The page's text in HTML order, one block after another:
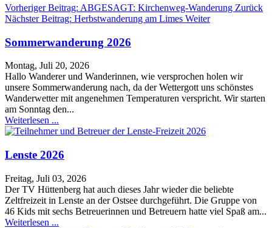
Vorheriger Beitrag: ABGESAGT: Kirchenweg-Wanderung Zurück
Nächster Beitrag: Herbstwanderung am Limes Weiter
Sommerwanderung 2026
Montag, Juli 20, 2026
Hallo Wanderer und Wanderinnen, wie versprochen holen wir
unsere Sommerwanderung nach, da der Wettergott uns schönstes
Wanderwetter mit angenehmen Temperaturen verspricht. Wir starten
am Sonntag den...
Weiterlesen ...
Lenste 2026
Freitag, Juli 03, 2026
Der TV Hüttenberg hat auch dieses Jahr wieder die beliebte
Zeltfreizeit in Lenste an der Ostsee durchgeführt. Die Gruppe von
46 Kids mit sechs Betreuerinnen und Betreuern hatte viel Spaß am...
Weiterlesen ...